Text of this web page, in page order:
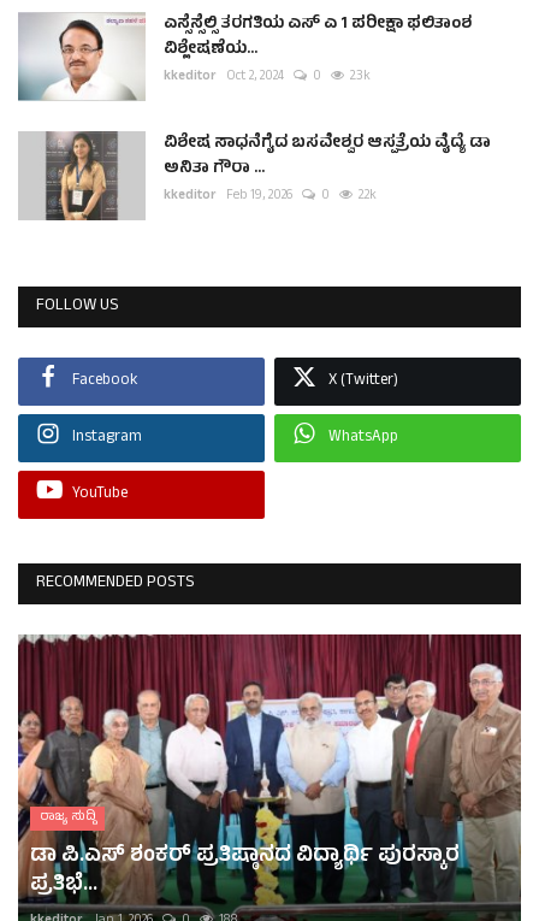
ಎಸ್ಸೆಸ್ಸೆಲ್ಸಿ ತರಗತಿಯ ಎಸ್ ಎ 1 ಪರೀಕ್ಷಾ ಫಲಿತಾಂಶ
ವಿಶ್ಲೇಷಣೆಯ...
kkeditor Oct 2, 2024 0 2.3k
ವಿಶೇಷ ಸಾಧನೆಗೈದ ಬಸವೇಶ್ವರ ಆಸ್ಪತ್ರೆಯ ವೈದ್ಯೆ ಡಾ
ಅನಿತಾ ಗೌರಾ ...
kkeditor Feb 19, 2026 0 2.2k
FOLLOW US
Facebook X (Twitter)
Instagram WhatsApp
YouTube
RECOMMENDED POSTS
ರಾಜ್ಯ ಸುದ್ದಿ
ಡಾ ಪಿ.ಎಸ್ ಶಂಕರ್ ಪ್ರತಿಷ್ಠಾನದ ವಿದ್ಯಾರ್ಥಿ ಪುರಸ್ಕಾರ
ಪ್ರತಿಭೆ...